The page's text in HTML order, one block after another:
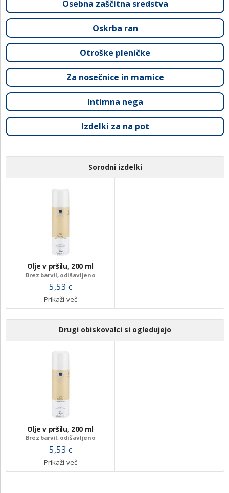
cyclopentasiloxane, Polysorbate 80, Steareth-21, Cetyl
Acetate, Demulsifying, Dimethiconol, Phenoxyethanol,
Acetylated Lanolin Alcohol, Peg-40 Hydrogenated Castor Oil,
Bisabolol, Allantoin, Benzoic, Acid, Dehydroacetic Acid.
Osebna zaščitna sredstva
Oskrba ran
Otroške pleničke
Za nosečnice in mamice
Intimna nega
Izdelki za na pot
Sorodni izdelki
Olje v pršilu, 200 ml
Brez barvil, odišavljeno
5,53 €
Prikaži več
Drugi obiskovalci si ogledujejo
Olje v pršilu, 200 ml
Brez barvil, odišavljeno
5,53 €
Prikaži več